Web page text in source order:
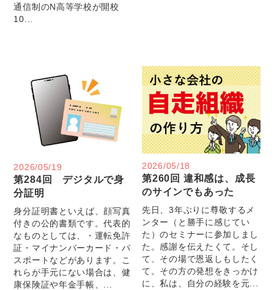
通信制のN高等学校が開校
10...
2026/05/19
第284回 デジタルで身
分証明
身分証明書といえば、顔写真
付きの公的書類です。代表的
なものとしては、・運転免許
証・マイナンバーカード・パ
スポートなどがあります。こ
れらが手元にない場合は、健
康保険証や年金手帳、...
2026/05/18
第260回 違和感は、成長
のサインでもあった
先日、3年ぶりに尊敬するメ
ンター（と勝手に感じてい
た）のセミナーに参加しまし
た。感謝を伝えたくて。そし
て、その場で恩返しもしたく
て。その方の発想をきっかけ
に、私は、自分の経験を元...